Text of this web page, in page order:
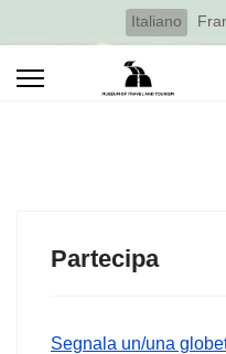
Select your
Italiano
Partecipa
Segnala un/una